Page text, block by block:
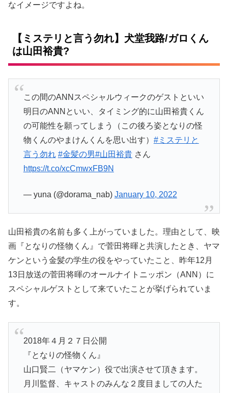
なイメージですよね。
【ミステリと言う勿れ】犬堂我路/ガロくん
は山田裕貴?
この間のANNスペシャルウィークのゲストといい
明日のANNといい、タイミング的に山田裕貴くん
の可能性を願ってしまう（この後ろ姿となりの怪
物くんのやまけんくんを思い出す） #ミステリと
言う勿れ #金髪の男#山田裕貴さん
https://t.co/xcCmwxFB9N
— yuna (@dorama_nab) January 10, 2022
山田裕貴の名前も多く上がっていました。理由として、映
画『となりの怪物くん』で菅田将暉と共演したとき、ヤマ
ケンという金髪の学生の役をやっていたこと、昨年12月
13日放送の菅田将暉のオールナイトニッポン（ANN）に
スペシャルゲストとして来ていたことが挙げられていま
す。
2018年４月２７日公開
『となりの怪物くん』
山口賢二（ヤマケン）役で出演させて頂きます。
月川監督、キャストのみんな２度目ましての人た